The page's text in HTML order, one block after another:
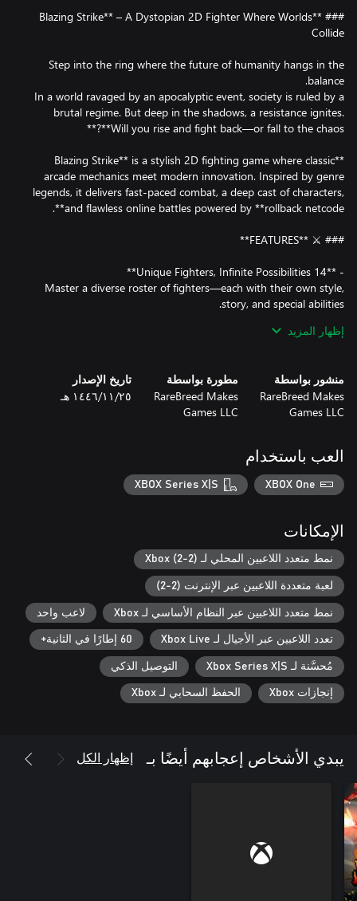
### **Blazing Strike** – A Dystopian 2D Fighter Where Worlds
Step into the ring where the future of humanity hangs in the
In a world ravaged by an apocalyptic event, society is ruled by a
brutal regime. But deep in the shadows, a resistance ignites.
**Blazing Strike** is a stylish 2D fighting game where classic
arcade mechanics meet modern innovation. Inspired by genre
legends, it delivers fast-paced combat, a deep cast of characters,
Master a diverse roster of fighters—each with their own style,
crumbling world. Challenge the regime, uncover secrets, and
Grab a friend (or rival) and settle the score offline in intense 1v1
Thanks to rollback netcode, every punch lands with precision—
Analyze frame data, visualize hitboxes, record and replay dummy
إظهار المزيد
منشور بواسطة
RareBreed Makes
Games LLC
مطورة بواسطة
RareBreed Makes
Games LLC
تاريخ الإصدار
٢٥‏/١١‏/١٤٤٦ هـ
العب باستخدام
XBOX One
XBOX Series X|S
الإمكانات
نمط متعدد اللاعبين المحلي لـ Xbox (2-2)
لعبة متعددة اللاعبين عبر الإنترنت (2-2)
نمط متعدد اللاعبين عبر النظام الأساسي لـ Xbox لاعب واحد
تعدد اللاعبين عبر الأجيال لـ Xbox Live 60 إطارًا في الثانية+
مُحسَّنة لـ Xbox Series X|S التوصيل الذكي
إنجازات Xbox الحفظ السحابي لـ Xbox
يبدي الأشخاص إعجابهم أيضًا بـ إظهار الكل